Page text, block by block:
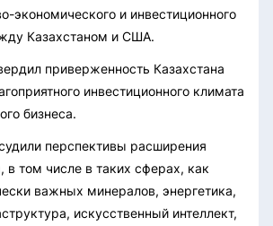
экономического и инвестиционного
Казахстаном и США.
приверженность Казахстана
инвестиционного климата
бизнеса.
перспективы расширения
в том числе в таких сферах, как
важных минералов, энергетика,
искусственный интеллект,